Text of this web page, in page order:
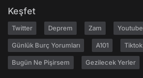
Keşfet
Twitter Deprem Zam Youtube
Günlük Burç Yorumları A101 Tiktok
Bugün Ne Pişirsem Gezilecek Yerler